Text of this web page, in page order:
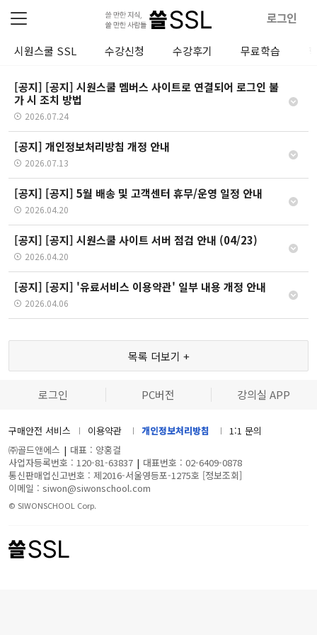
로그인
시원스쿨 SSL 수강신청 수강후기 무료학습
[공지] [공지] 시원스쿨 멤버스 사이트로 연결되어 로그인 불
가 시 조치 방법
2026.07.24
[공지] 개인정보처리방침 개정 안내
2026.07.13
[공지] [공지] 5월 배송 및 고객센터 휴무/운영 일정 안내
2026.04.20
[공지] [공지] 시원스쿨 사이트 서버 점검 안내 (04/23)
2026.04.20
[공지] [공지] '유료서비스 이용약관' 일부 내용 개정 안내
2026.04.06
목록 더보기 +
로그인 PC버전 강의실 APP
구매안전 서비스 이용약관 개인정보처리방침
1:1 문의
㈜골드앤에스 | 대표 : 양홍걸
사업자등록번호 : 120-81-63837 | 대표번호 : 02-6409-0878
통신판매업신고번호 : 제2016-서울영등포-1275호 [정보조회]
이메일 : siwon@siwonschool.com
© SIWONSCHOOL Corp.